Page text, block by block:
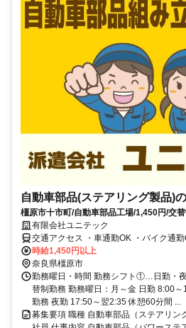
自動車部品(ステアリング製品)
橿原市十市町/自動車部品工場/1,450円/交
遇！駅からの送迎バスあり
有限会社ユニテック
交通アクセス ・車通勤OK ・バイク通
場無料 ・電車通勤OK ・バス通勤OK 近鉄「大和八木」駅から送迎あ
り（会社専用送迎バス） 近鉄「笠縫」
口」駅より徒歩20分
時給1,450円以上
奈良県橿原市
勤務曜日・時間 勤務シフト①…日勤・
替制勤務 勤務曜日：月～金 日勤 8:00
勤務 夜勤 17:50～翌2:35 休憩60分間 ...
募集要項 職種 自動車部品（ステアリン